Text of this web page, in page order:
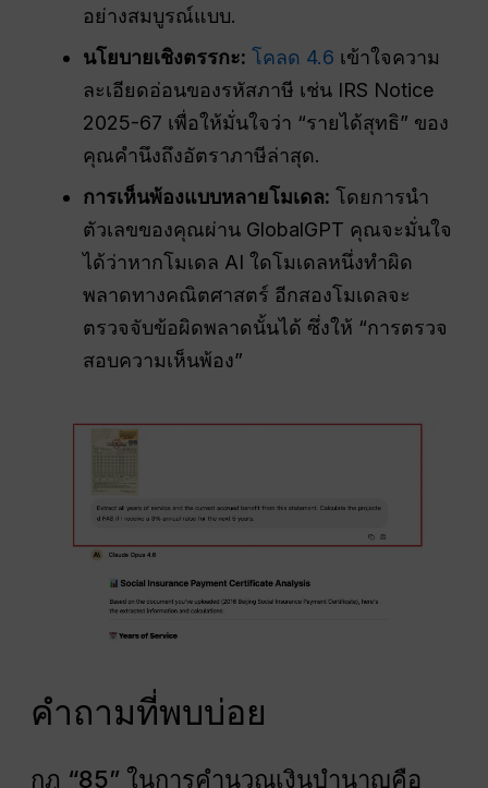
อย่างสมบูรณ์แบบ.
นโยบายเชิงตรรกะ: โคลด 4.6 เข้าใจความ
ละเอียดอ่อนของรหัสภาษี เช่น IRS Notice
2025-67 เพื่อให้มั่นใจว่า “รายได้สุทธิ” ของ
คุณคำนึงถึงอัตราภาษีล่าสุด.
การเห็นพ้องแบบหลายโมเดล: โดยการนำ
ตัวเลขของคุณผ่าน GlobalGPT คุณจะมั่นใจ
ได้ว่าหากโมเดล AI ใดโมเดลหนึ่งทำผิด
พลาดทางคณิตศาสตร์ อีกสองโมเดลจะ
ตรวจจับข้อผิดพลาดนั้นได้ ซึ่งให้ “การตรวจ
สอบความเห็นพ้อง”
คำถามที่พบบ่อย
กฎ “85” ในการคำนวณเงินบำนาญคือ